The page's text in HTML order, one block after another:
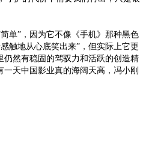
”，因为它不像《手机》那种黑色
触地从心底笑出来”，但实际上它更
仍然有稳固的驾驭力和活跃的创造精
天中国影业真的海阔天高，冯小刚